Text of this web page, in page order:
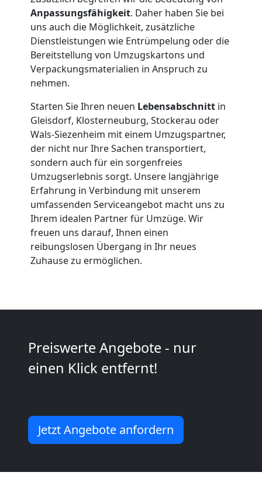
Anpassungsfähigkeit. Daher haben Sie bei
uns auch die Möglichkeit, zusätzliche
Dienstleistungen wie Entrümpelung oder die
Bereitstellung von Umzugskartons und
Verpackungsmaterialien in Anspruch zu
nehmen.
Starten Sie Ihren neuen Lebensabschnitt in
Gleisdorf, Klosterneuburg, Stockerau oder
Wals-Siezenheim mit einem Umzugspartner,
der nicht nur Ihre Sachen transportiert,
sondern auch für ein sorgenfreies
Umzugserlebnis sorgt. Unsere langjährige
Erfahrung in Verbindung mit unserem
umfassenden Serviceangebot macht uns zu
Ihrem idealen Partner für Umzüge. Wir
freuen uns darauf, Ihnen einen
reibungslosen Übergang in Ihr neues
Zuhause zu ermöglichen.
Preiswerte Angebote - nur
einen Klick entfernt!
Jetzt Angebote anfordern
Umzugshelfer
Leonding
Möbeltaxi
Leonding
Kleintransport
Leonding
Leonding